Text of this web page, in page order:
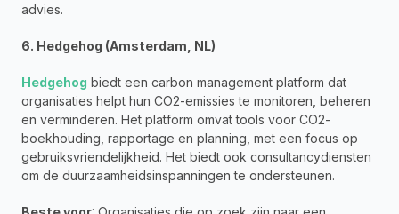
advies.
6. Hedgehog (Amsterdam, NL)
Hedgehog biedt een carbon management platform dat
organisaties helpt hun CO2-emissies te monitoren, beheren
en verminderen. Het platform omvat tools voor CO2-
boekhouding, rapportage en planning, met een focus op
gebruiksvriendelijkheid. Het biedt ook consultancydiensten
om de duurzaamheidsinspanningen te ondersteunen.